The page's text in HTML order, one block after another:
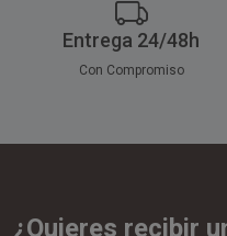
Entrega 24/48h
Con Compromiso
¿Quieres recibir